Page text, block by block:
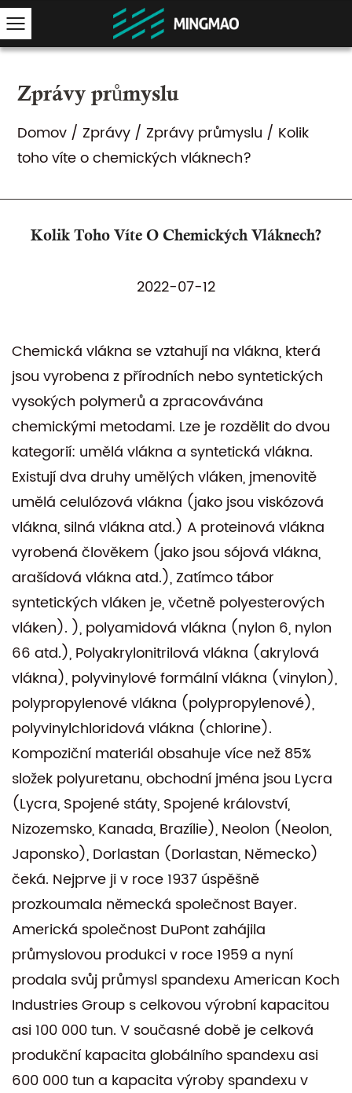
Zprávy průmyslu
Domov / Zprávy / Zprávy průmyslu / Kolik
toho víte o chemických vláknech?
Kolik Toho Víte O Chemických Vláknech?
2022-07-12
Chemická vlákna se vztahují na vlákna, která
jsou vyrobena z přírodních nebo syntetických
vysokých polymerů a zpracovávána
chemickými metodami. Lze je rozdělit do dvou
kategorií: umělá vlákna a syntetická vlákna.
Existují dva druhy umělých vláken, jmenovitě
umělá celulózová vlákna (jako jsou viskózová
vlákna, silná vlákna atd.) A proteinová vlákna
vyrobená člověkem (jako jsou sójová vlákna,
arašídová vlákna atd.), Zatímco tábor
syntetických vláken je, včetně polyesterových
vláken). ), polyamidová vlákna (nylon 6, nylon
66 atd.), Polyakrylonitrilová vlákna (akrylová
vlákna), polyvinylové formální vlákna (vinylon),
polypropylenové vlákna (polypropylenové),
polyvinylchloridová vlákna (chlorine).
Kompoziční materiál obsahuje více než 85%
složek polyuretanu, obchodní jména jsou Lycra
(Lycra, Spojené státy, Spojené království,
Nizozemsko, Kanada, Brazílie), Neolon (Neolon,
Japonsko), Dorlastan (Dorlastan, Německo)
čeká. Nejprve ji v roce 1937 úspěšně
prozkoumala německá společnost Bayer.
Americká společnost DuPont zahájila
průmyslovou produkci v roce 1959 a nyní
prodala svůj průmysl spandexu American Koch
Industries Group s celkovou výrobní kapacitou
asi 100 000 tun. V současné době je celková
produkční kapacita globálního spandexu asi
600 000 tun a kapacita výroby spandexu v